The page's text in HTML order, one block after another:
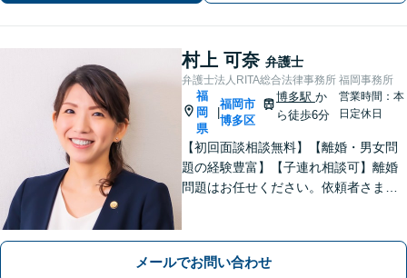
村上 可奈 弁護士
弁護士法人RITA総合法律事務所 福岡事務所
福
岡
県
福岡市
博多区
博多駅 か
ら徒歩6分
営業時間：本
日定休日
【初回面談相談無料】【離婚・男女問
題の経験豊富】【子連れ相談可】離婚
問題はお任せください。依頼者さまの
成、相続放棄から遺産分割協議や調
停、裁判まで幅広く対応。【博多駅6
メールでお問い合わせ